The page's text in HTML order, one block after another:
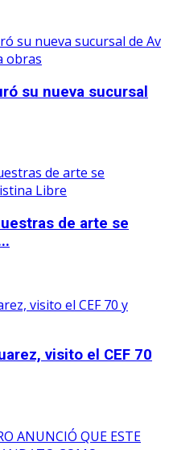
su nueva sucursal
de arte se
visito el CEF 70